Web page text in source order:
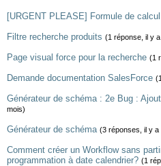
[URGENT PLEASE] Formule de
Filtre recherche produits (1 réponse, il y
Page visual force pour la recherche (1
Demande documentation SalesForce
Générateur de schéma : 2e Bug :
mois)
Générateur de schéma (3 réponses, il y a
Comment créer un Workflow sans
programmation à date calendrier? (1